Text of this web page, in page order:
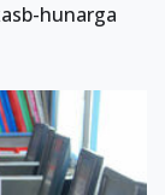
hunarga